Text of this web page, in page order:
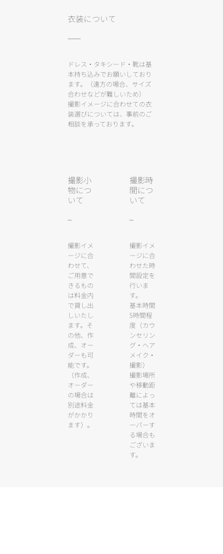
衣装について
ドレス・タキシード・靴は基
本持ち込みでお願いしており
ます。（遠方の場合、サイズ
合わせなどが難しいため）
撮影イメージに合わせての衣
装選びについては、事前のご
相談を承っております。
撮影小
物につ
いて
撮影イメ
ージに合
わせて、
ご用意で
きるもの
は料金内
で貸し出
しいたし
ます。そ
の他、作
成、オー
ダーも可
能です。
（作成、
オーダー
の場合は
別途料金
がかかり
ます）。
撮影時
間につ
いて
撮影イメ
ージに合
わせた時
間設定を
行いま
す。
基本時間
5時間程
度（カウ
ンセリン
グ・ヘア
メイク・
撮影）
撮影場所
や移動距
離によっ
ては基本
時間をオ
ーバーす
る場合も
ございま
す。